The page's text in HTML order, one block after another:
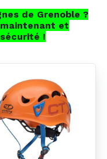
de Grenoble ?
et
!